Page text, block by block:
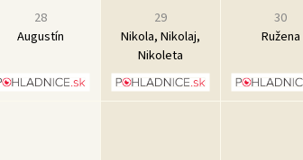
28
Augustín
29
Nikola, Nikolaj,
Nikoleta
30
Ružena